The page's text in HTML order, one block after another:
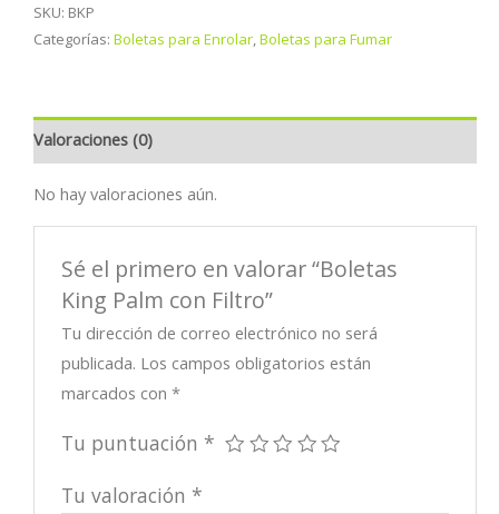
Palm
con
SKU: BKP
Categorías: Boletas para Enrolar,Boletas para Fumar
Valoraciones (0)
No hay valoraciones aún.
Sé el primero en valorar “Boletas
King Palm con Filtro”
Tu dirección de correo electrónico no será
publicada. Los campos obligatorios están
marcados con*
Tu puntuación *
Tu valoración *